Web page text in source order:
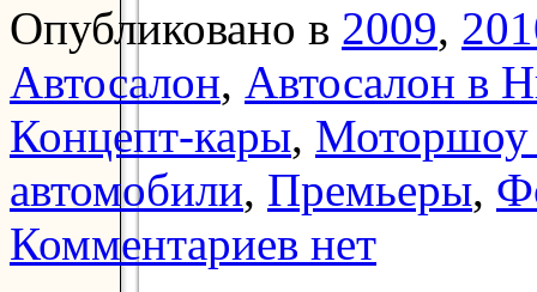
Опубликовано в 2009,
Автосалон, Автосалон в
Концепт-кары,
автомобили, Премьеры,
Комментариев нет